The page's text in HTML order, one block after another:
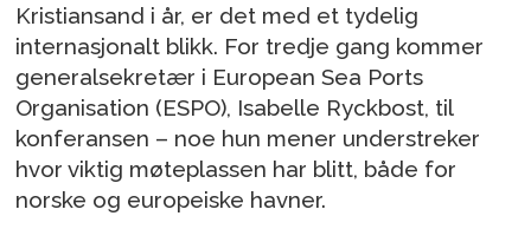
Kristiansand i år, er det med et tydelig
internasjonalt blikk. For tredje gang kommer
generalsekretær i European Sea Ports
Organisation (ESPO), Isabelle Ryckbost, til
konferansen – noe hun mener understreker
hvor viktig møteplassen har blitt, både for
norske og europeiske havner.